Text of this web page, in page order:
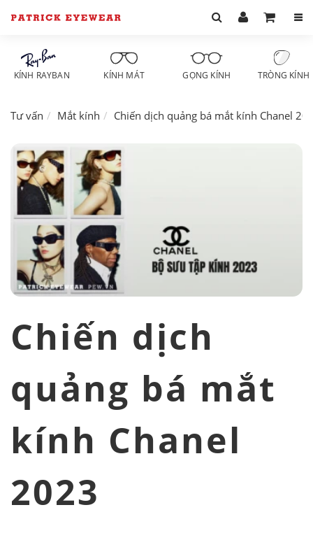
KÍNH RAYBAN KÍNH MÁT GỌNG KÍNH TRÒNG KÍNH
Tư vấn Mắt kính Chiến dịch quảng bá mắt kính Chanel
Chiến dịch
quảng bá mắt
kính Chanel
2023